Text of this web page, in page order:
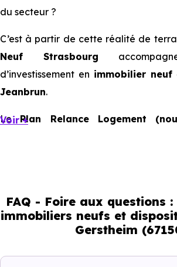
du secteur ?
C’est à partir de cette réalité de
Neuf Strasbourg
d’investissement en immobilier neuf
Jeanbrun.
LePlan Relance Logement
orientent les bons choix. Tous
comportent pas de la même manière,
ne répondent pas à la même
Voir +
FAQ - Foire aux questions
immobiliers neufs et
Gerstheim